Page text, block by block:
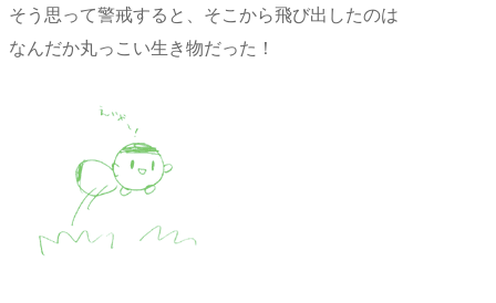
そう思って警戒すると、そこから飛び出したのは
なんだか丸っこい生き物だった！